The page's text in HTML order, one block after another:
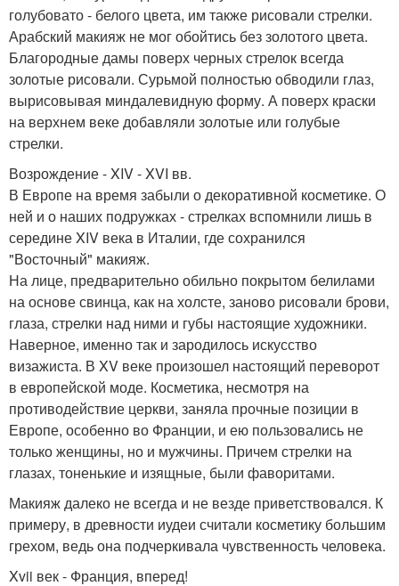
голубовато - белого цвета, им также рисовали стрелки.
Арабский макияж не мог обойтись без золотого цвета.
Благородные дамы поверх черных стрелок всегда
золотые рисовали. Сурьмой полностью обводили глаз,
вырисовывая миндалевидную форму. А поверх краски
на верхнем веке добавляли золотые или голубые
стрелки.
Возрождение - XIV - XVI вв.
В Европе на время забыли о декоративной косметике. О
ней и о наших подружках - стрелках вспомнили лишь в
середине XIV века в Италии, где сохранился
"Восточный" макияж.
На лице, предварительно обильно покрытом белилами
на основе свинца, как на холсте, заново рисовали брови,
глаза, стрелки над ними и губы настоящие художники.
Наверное, именно так и зародилось искусство
визажиста. В XV веке произошел настоящий переворот
в европейской моде. Косметика, несмотря на
противодействие церкви, заняла прочные позиции в
Европе, особенно во Франции, и ею пользовались не
только женщины, но и мужчины. Причем стрелки на
глазах, тоненькие и изящные, были фаворитами.
Макияж далеко не всегда и не везде приветствовался. К
примеру, в древности иудеи считали косметику большим
грехом, ведь она подчеркивала чувственность человека.
Xvii век - Франция, вперед!